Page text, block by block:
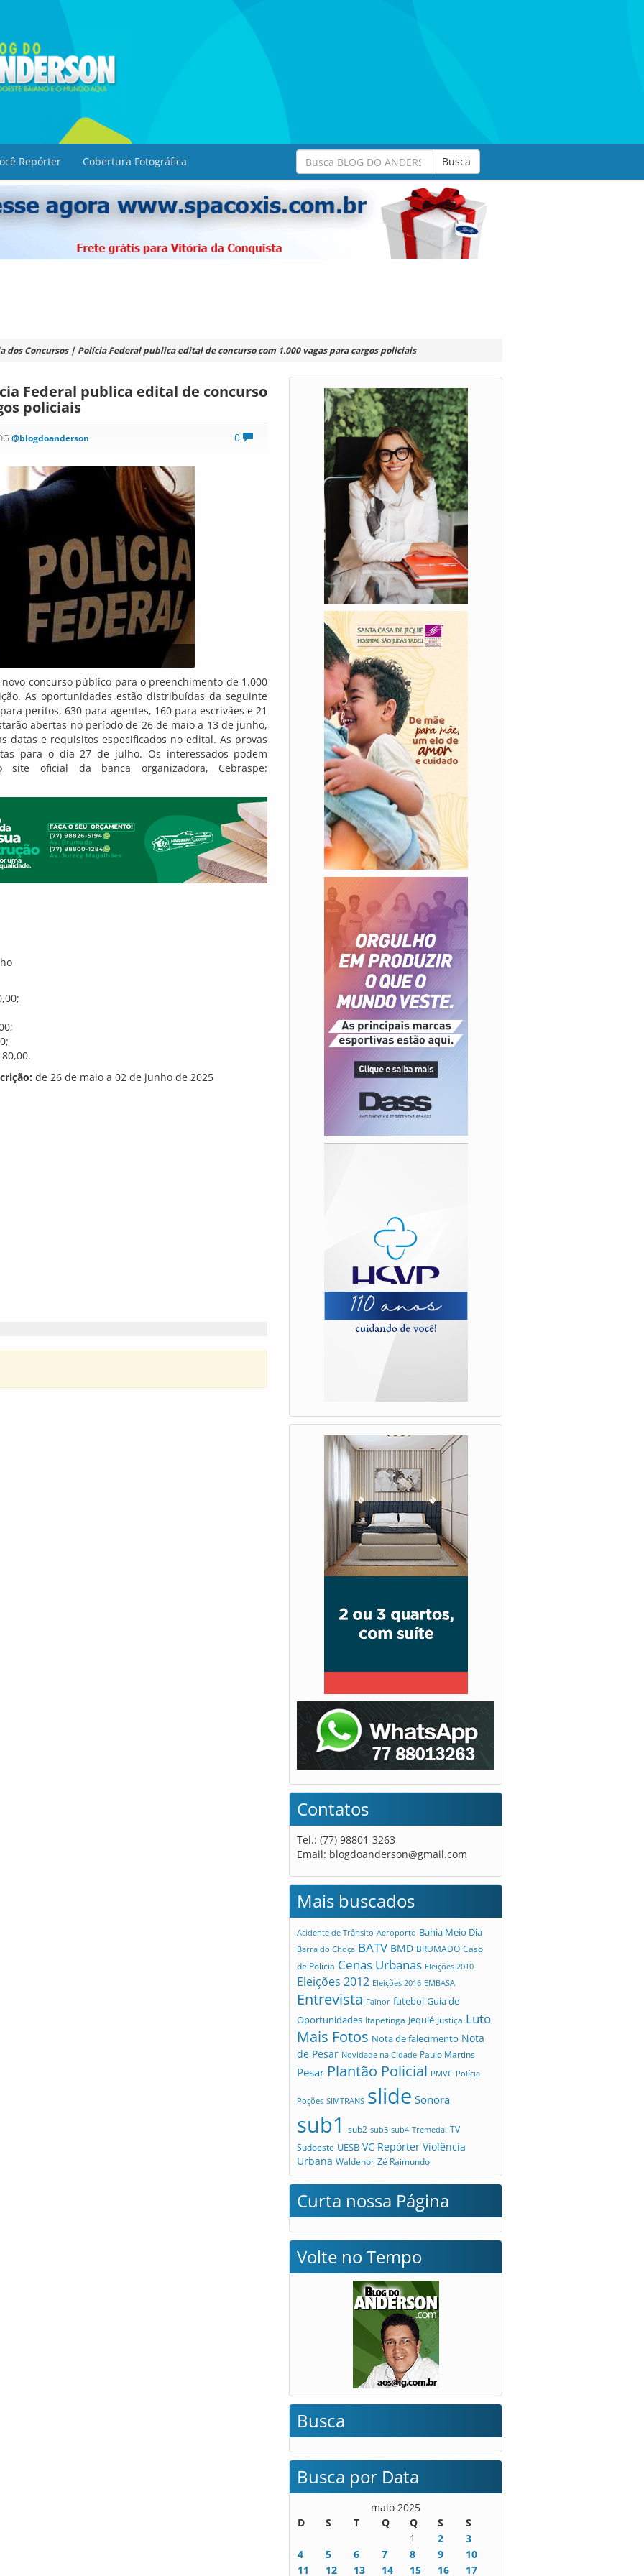
Repórter Cobertura Fotográfica Busca
dos Concursos | Polícia Federal publica edital de concurso com 1.000 vagas para cargos policiais
Federal publica edital de concurso
policiais
0
@blogdoanderson
concurso público para o preenchimento de 1.000
As oportunidades estão distribuídas da seguinte
peritos, 630 para agentes, 160 para escrivães e 21
abertas no período de 26 de maio a 13 de junho,
datas e requisitos especificados no edital. As provas
para o dia 27 de julho. Os interessados podem
oficial da banca organizadora, Cebraspe:
de 26 de maio a 02 de junho de 2025
Contatos
Tel.: (77) 98801-3263
Email: blogdoanderson@gmail.com
Mais buscados
Acidente de Trânsito Aeroporto Bahia Meio Dia
Barra do Choça BATV BMD BRUMADO Caso
de Polícia Cenas Urbanas Eleições 2010
Eleições 2012 Eleições 2016 EMBASA
Entrevista Fainor futebol Guia de
Oportunidades Itapetinga Jequié Justiça Luto
Mais Fotos Nota de falecimento Nota
de Pesar Novidade na Cidade Paulo Martins
Pesar Plantão Policial PMVC Polícia
Poções SIMTRANS slide Sonora
sub1 sub2 sub3 sub4 Tremedal TV
Sudoeste UESB VC Repórter Violência
Urbana Waldenor Zé Raimundo
Curta nossa Página
Volte no Tempo
Busca
Busca por Data
maio 2025
D
S T Q Q S
S
1
2
3
4
5 6 7 8 9
10
11
12 13 14 15 16 17